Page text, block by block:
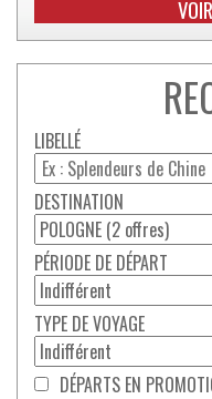
LIBELLÉ
DESTINATION
PÉRIODE DE DÉPART
TYPE DE VOYAGE
DÉPARTS EN